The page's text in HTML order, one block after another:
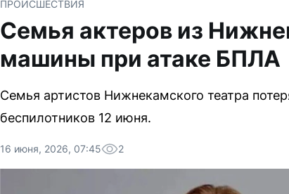
ПРОИСШЕСТВИЯ
Семья актеров из
машины при атаке БПЛА
Семья артистов Нижнекамского театра
беспилотников 12 июня.
16 июня, 2026, 07:45 2